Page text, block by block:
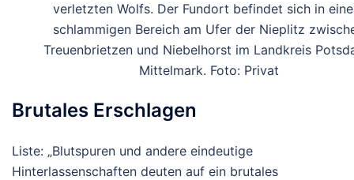
verletzten Wolfs. Der Fundort befindet sich in
schlammigen Bereich am Ufer der Nieplitz
Treuenbrietzen und Niebelhorst im Landkreis
Mittelmark. Foto: Privat
Brutales Erschlagen
Liste: „Blutspuren und andere eindeutige
Hinterlassenschaften deuten auf ein brutales